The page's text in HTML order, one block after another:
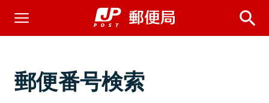
郵便番号検索